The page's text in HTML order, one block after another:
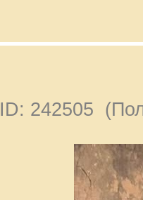
ID: 242505